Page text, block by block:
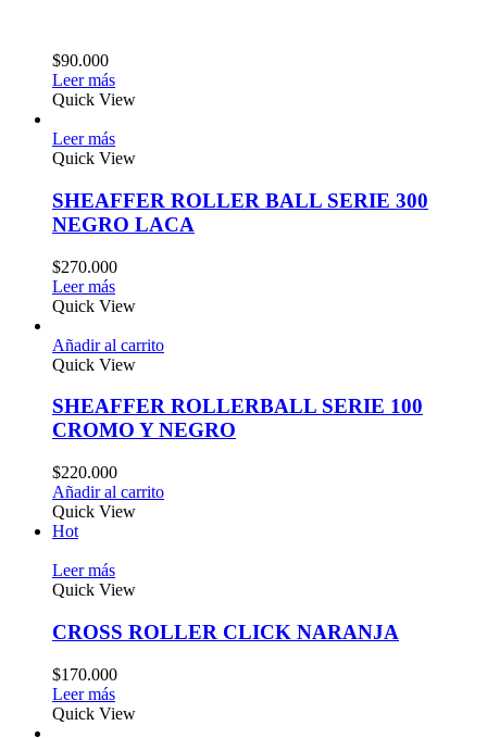
$90.000
Leer más
Quick View
Leer más
Quick View
SHEAFFER ROLLER BALL SERIE 300
NEGRO LACA
$270.000
Leer más
Quick View
Añadir al carrito
Quick View
SHEAFFER ROLLERBALL SERIE 100
CROMO Y NEGRO
$220.000
Añadir al carrito
Quick View
Hot
Leer más
Quick View
CROSS ROLLER CLICK NARANJA
$170.000
Leer más
Quick View